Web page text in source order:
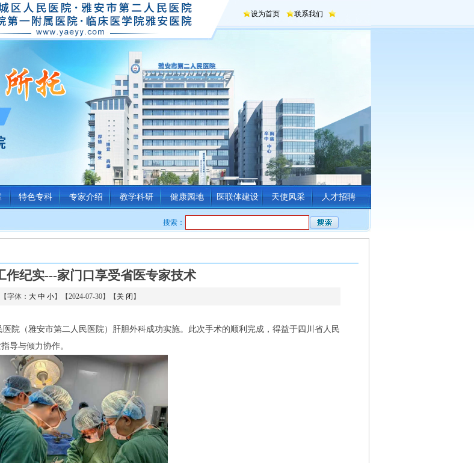
设为首页 联系我们
特色专科 专家介绍 教学科研 健康园地 医联体建设 天使风采 人才招聘
搜索：
作纪实---家门口享受省医专家技术
【字体： 大 中 小】【2024-07-30】【 关 闭 】
院（雅安市第二人民医院）肝胆外科成功实施。此次手术的顺利完成，得益于四川省人民
导与倾力协作。